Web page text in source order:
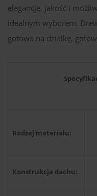
elegancję, jakość i
idealnym wyborem.
gotowa na działkę,
Rodzaj materiału:
Konstrukcja dachu: